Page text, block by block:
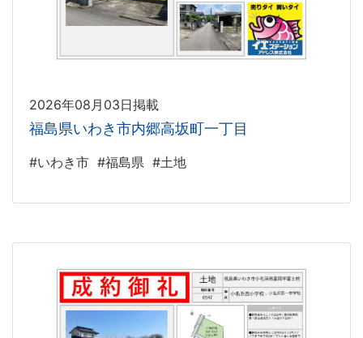
2026年08月03日掲載
福島県いわき市内郷高坂町一丁目
#いわき市 #福島県 #土地